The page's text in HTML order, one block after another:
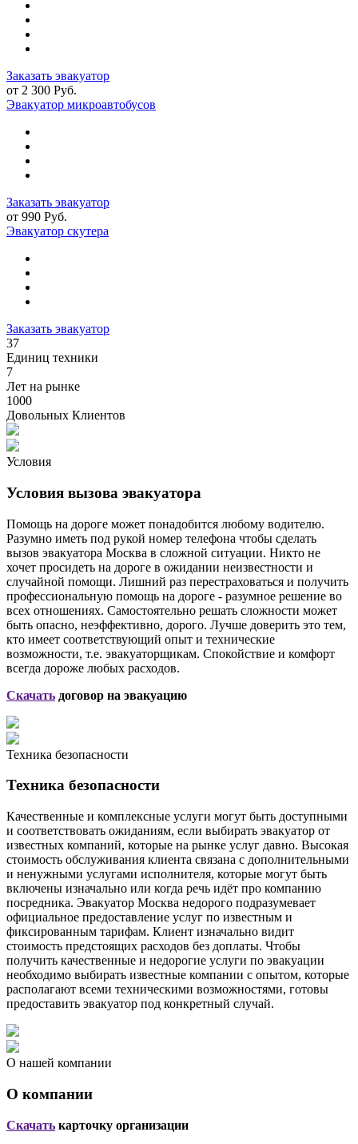
Заказать эвакуатор
от 2 300 Руб.
Эвакуатор микроавтобусов
Заказать эвакуатор
от 990 Руб.
Эвакуатор скутера
Заказать эвакуатор
37
Единиц техники
7
Лет на рынке
1000
Довольных Клиентов
Условия
Условия вызова эвакуатора
Помощь на дороге может понадобится любому водителю.
Разумно иметь под рукой номер телефона чтобы сделать
вызов эвакуатора Москва в сложной ситуации. Никто не
хочет просидеть на дороге в ожидании неизвестности и
случайной помощи. Лишний раз перестраховаться и получить
профессиональную помощь на дороге - разумное решение во
всех отношениях. Самостоятельно решать сложности может
быть опасно, неэффективно, дорого. Лучше доверить это тем,
кто имеет соответствующий опыт и технические
возможности, т.е. эвакуаторщикам. Спокойствие и комфорт
всегда дороже любых расходов.
Скачать договор на эвакуацию
Техника безопасности
Техника безопасности
Качественные и комплексные услуги могут быть доступными
и соответствовать ожиданиям, если выбирать эвакуатор от
известных компаний, которые на рынке услуг давно. Высокая
стоимость обслуживания клиента связана с дополнительными
и ненужными услугами исполнителя, которые могут быть
включены изначально или когда речь идёт про компанию
посредника. Эвакуатор Москва недорого подразумевает
официальное предоставление услуг по известным и
фиксированным тарифам. Клиент изначально видит
стоимость предстоящих расходов без доплаты. Чтобы
получить качественные и недорогие услуги по эвакуации
необходимо выбирать известные компании с опытом, которые
располагают всеми техническими возможностями, готовы
предоставить эвакуатор под конкретный случай.
О нашей компании
О компании
Скачать карточку организации